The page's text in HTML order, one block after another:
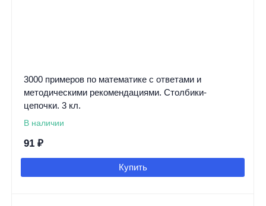
3000 примеров по математике с ответами и
методическими рекомендациями. Столбики-
цепочки. 3 кл.
В наличии
91 ₽
Купить